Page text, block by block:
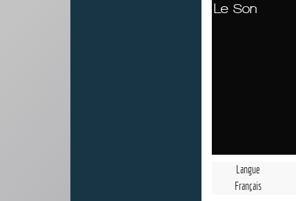
Le Son
Langue
Français